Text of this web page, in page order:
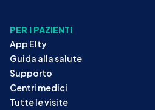
PER I PAZIENTI
App Elty
Guida alla salute
Supporto
Centri medici
Tutte le visite